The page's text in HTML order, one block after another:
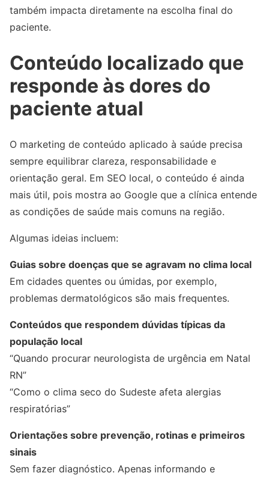
também impacta diretamente na escolha final do
paciente.
Conteúdo localizado que
responde às dores do
paciente atual
O marketing de conteúdo aplicado à saúde precisa
sempre equilibrar clareza, responsabilidade e
orientação geral. Em SEO local, o conteúdo é ainda
mais útil, pois mostra ao Google que a clínica entende
as condições de saúde mais comuns na região.
Algumas ideias incluem:
Guias sobre doenças que se agravam no clima local
Em cidades quentes ou úmidas, por exemplo,
problemas dermatológicos são mais frequentes.
Conteúdos que respondem dúvidas típicas da
população local
“Quando procurar neurologista de urgência em Natal
RN”
“Como o clima seco do Sudeste afeta alergias
respiratórias”
Orientações sobre prevenção, rotinas e primeiros
sinais
Sem fazer diagnóstico. Apenas informando e